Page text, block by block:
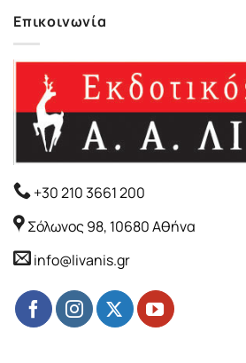
Επικοινωνία
+30 210 3661 200
Σόλωνος 98, 10680 Αθήνα
info@livanis.gr